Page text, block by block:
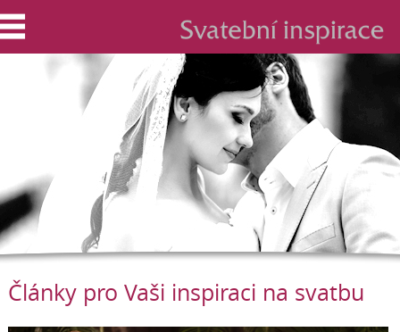
Články pro Vaši inspiraci na svatbu